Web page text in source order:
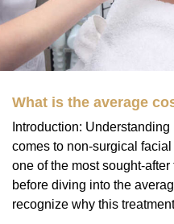
What is the average
Introduction:
comes to non-surgical
one of the most sought-
before diving into the
recognize why this